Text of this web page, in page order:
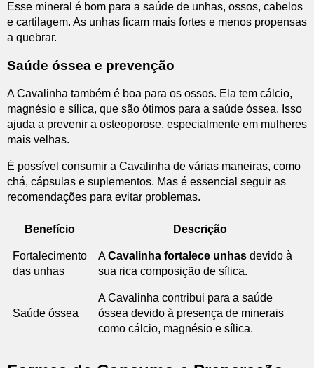
Esse mineral é bom para a saúde de unhas, ossos, cabelos
e cartilagem. As unhas ficam mais fortes e menos propensas
a quebrar.
Saúde óssea e prevenção
A Cavalinha também é boa para os ossos. Ela tem cálcio,
magnésio e sílica, que são ótimos para a saúde óssea. Isso
ajuda a prevenir a osteoporose, especialmente em mulheres
mais velhas.
É possível consumir a Cavalinha de várias maneiras, como
chá, cápsulas e suplementos. Mas é essencial seguir as
recomendações para evitar problemas.
Benefício Descrição
Fortalecimento
das unhas
ACavalinha fortalece unhas devido à
sua rica composição de sílica.
Saúde óssea
A Cavalinha contribui para a saúde
óssea devido à presença de minerais
como cálcio, magnésio e sílica.